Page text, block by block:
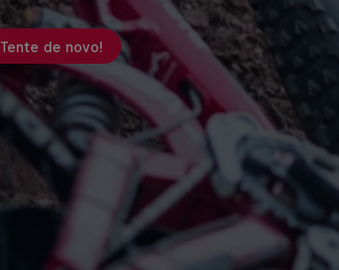
Tente de novo!